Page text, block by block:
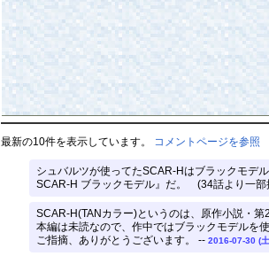
最新の10件を表示しています。 コメントページを参照
シュバルツが使ってたSCAR-Hはブラックモデ
SCAR-H ブラックモデル』だ。 (34話より一部
SCAR-H(TANカラー)というのは、原作小説・第
本編は未読なので、作中ではブラックモデルを
ご指摘、ありがとうございます。 -- 2016-07-30 (